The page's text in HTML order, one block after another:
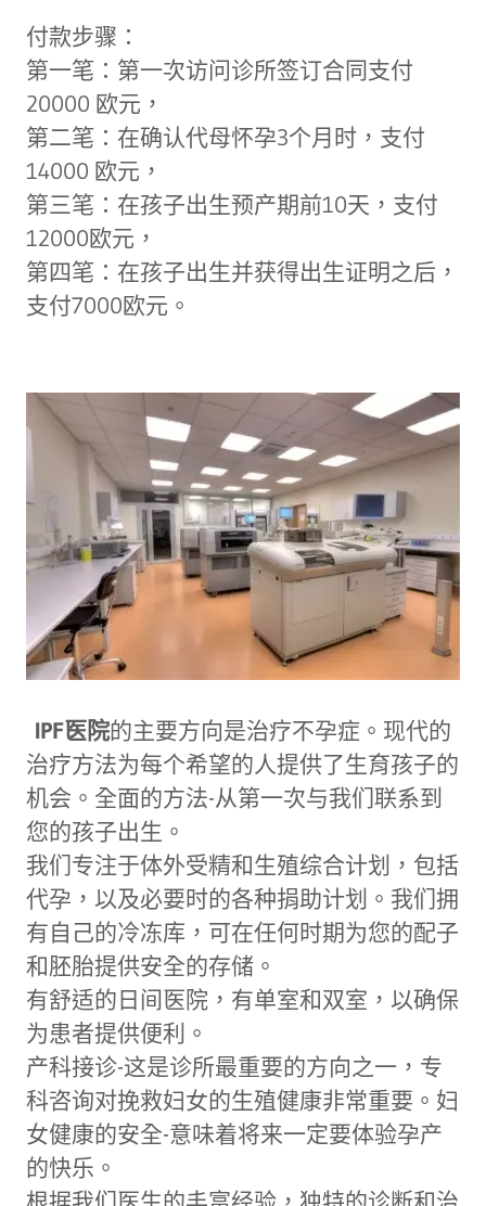
付款步骤：
第一笔：第一次访问诊所签订合同支付
20000 欧元，
第二笔：在确认代母怀孕3个月时，支付
14000 欧元，
第三笔：在孩子出生预产期前10天，支付
12000欧元，
第四笔：在孩子出生并获得出生证明之后，
支付7000欧元。
IPF医院的主要方向是治疗不孕症。现代的
治疗方法为每个希望的人提供了生育孩子的
机会。全面的方法-从第一次与我们联系到
您的孩子出生。
我们专注于体外受精和生殖综合计划，包括
代孕，以及必要时的各种捐助计划。我们拥
有自己的冷冻库，可在任何时期为您的配子
和胚胎提供安全的存储。
有舒适的日间医院，有单室和双室，以确保
为患者提供便利。
产科接诊-这是诊所最重要的方向之一，专
科咨询对挽救妇女的生殖健康非常重要。妇
女健康的安全-意味着将来一定要体验孕产
的快乐。